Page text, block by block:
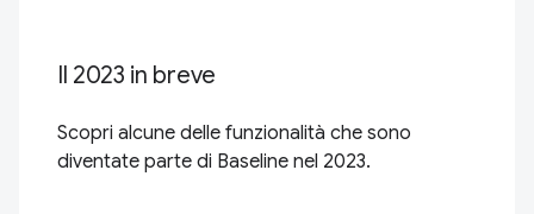
Il 2023 in breve
Scopri alcune delle funzionalità che sono
diventate parte di Baseline nel 2023.